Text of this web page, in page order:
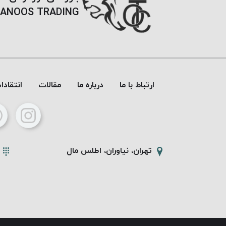
TRADING
ارتباط با ما درباره ما مقالات
تهران، نیاوران، اطلس مال